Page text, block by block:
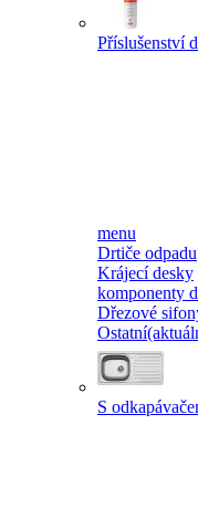
Příslušenství
menu
Drtiče odpadu
Krájecí desky
komponenty
Dřezové
Ostatní
S